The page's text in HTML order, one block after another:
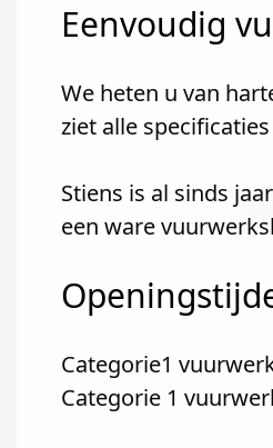
Eenvoudig
We heten u van
ziet alle
Stiens is al sinds
een ware
Categorie1
Categorie 1